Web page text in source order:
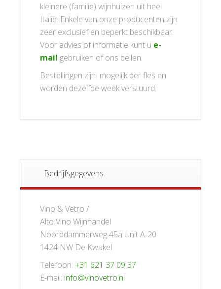
kleinere (familie) wijnhuizen uit heel
Italië. Enkele van onze producenten zijn
zeer exclusief en beperkt beschikbaar.
Voor advies of informatie kunt u e-
mail gebruiken of ons bellen.
Bestellingen zijn mogelijk per fles en
worden dezelfde week verstuurd.
Bedrijfsgegevens
Vino & Vetro /
Alto Vino Wijnhandel
Noorddammerweg 45a Unit A-20
1424 NW De Kwakel
Telefoon: +31 621 37 09 37
E-mail: info@vinovetro.nl